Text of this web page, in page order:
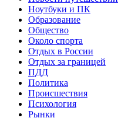
Ноутбуки и ПК
Образование
Общество
Около спорта
Отдых в России
Отдых за границей
ПДД
Политика
Происшествия
Психология
Рынки